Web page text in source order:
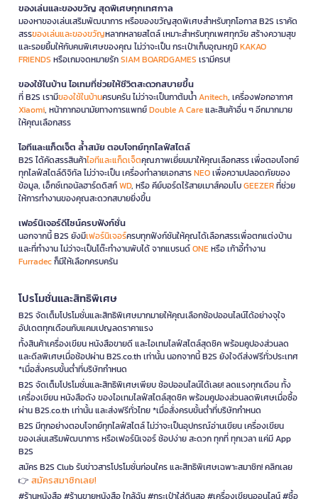
ของเล่นและของขวัญ สุดพิเศษทุกเทศกาล
มองหาของเล่นเสริมพัฒนาการ หรือของขวัญสุดพิเศษสำหรับทุกโอกาส B2S เราคัด
สรรของเล่นและของขวัญหลากหลายสไตล์ เหมาะสำหรับทุกเพศทุกวัย สร้างความสุข
และรอยยิ้มให้กับคนพิเศษของคุณ ไม่ว่าจะเป็น กระเป๋าเก็บอุณหภูมิKAKAO
FRIENDS หรือเกมจดหมายรักSIAM BOARDGAMES เรามีครบ!
ของใช้ในบ้าน ไอเทมที่ช่วยให้ชีวิตสะดวกสบายขึ้น
ที่ B2S เรามีของใช้ในบ้านครบครัน ไม่ว่าจะเป็นกาต้มน้ำAnitech, เครื่องฟอกอากาศ
Xiaomi, หน้ากากอนามัยทางการแพทย์Double A Careและสินค้าอื่น ๆ อีกมากมาย
ให้คุณเลือกสรร
ไอทีและแก็ดเจ็ต ล้ำสมัย ตอบโจทย์ทุกไลฟ์สไตล์
B2S ได้คัดสรรสินค้าไอทีและแก็ดเจ็ตคุณภาพเยี่ยมมาให้คุณเลือกสรร เพื่อตอบโจทย์
ทุกไลฟ์สไตล์ดิจิทัล ไม่ว่าจะเป็น เครื่องทำลายเอกสารNEOเพื่อความปลอดภัยของ
ข้อมูล, เอ็กซ์เทอนัลฮาร์ดดิสก์WD, หรือ คีย์บอร์ดไร้สายเมาส์คอมโบGEEZERที่ช่วย
ให้การทำงานของคุณสะดวกสบายยิ่งขึ้น
เฟอร์นิเจอร์ดีไซน์ครบฟังก์ชั่น
นอกจากนี้ B2S ยังมีเฟอร์นิเจอร์ครบทุกฟังก์ชันให้คุณได้เลือกสรรเพื่อตกแต่งบ้าน
และที่ทำงาน ไม่ว่าจะเป็นโต๊ะทำงานพับได้ จากแบรนด์ONEหรือ เก้าอี้ทำงาน
Furradecก็มีให้เลือกครบครัน
โปรโมชั่นและสิทธิพิเศษ
B2S จัดเต็มโปรโมชั่นและสิทธิพิเศษมากมายให้คุณเลือกช้อปออนไลน์ได้อย่างจุใจ
อัปเดตทุกเดือนกับแคมเปญลดราคาแรง
ทั้งสินค้าเครื่องเขียน หนังสือขายดี และไอเทมไลฟ์สไตล์สุดชิค พร้อมคูปองส่วนลด
และดีลพิเศษเมื่อช้อปผ่าน B2S.co.th เท่านั้น นอกจากนี้ B2S ยังใจดีส่งฟรีทั่วประเทศ
*เมื่อสั่งครบขั้นต่ำที่บริษัทกำหนด
B2S จัดเต็มโปรโมชั่นและสิทธิพิเศษเพียบ ช้อปออนไลน์ได้เลย! ลดแรงทุกเดือน ทั้ง
เครื่องเขียน หนังสือดัง ของไอเทมไลฟ์สไตล์สุดชิค พร้อมคูปองส่วนลดพิเศษเมื่อซื้อ
ผ่าน B2S.co.th เท่านั้น และส่งฟรีทั่วไทย *เมื่อสั่งครบขั้นต่ำที่บริษัทกำหนด
B2S มีทุกอย่างตอบโจทย์ทุกไลฟ์สไตล์ ไม่ว่าจะเป็นอุปกรณ์อ่านเขียน เครื่องเขียน
ของเล่นเสริมพัฒนาการ หรือเฟอร์นิเจอร์ ช้อปง่าย สะดวก ทุกที่ ทุกเวลา แค่มี App
B2S
สมัคร B2S Club รับข่าวสารโปรโมชั่นก่อนใคร และสิทธิพิเศษเฉพาะสมาชิก! คลิกเลย
👉 สมัครสมาชิกเลย!
#ร้านหนังสือ #ร้านขายหนังสือ ใกล้ฉัน #กระเป๋าใส่ดินสอ #เครื่องเขียนออนไลน์ #ซื้อ